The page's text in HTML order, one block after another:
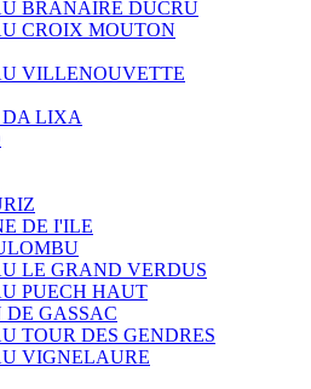
BRANAIRE DUCRU
CROIX MOUTON
VILLENOUVETTE
LIXA
DE I'ILE
LE GRAND VERDUS
PUECH HAUT
GASSAC
TOUR DES GENDRES
VIGNELAURE